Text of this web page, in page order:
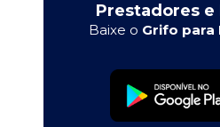
Prestadores e
Baixe o Grifo para